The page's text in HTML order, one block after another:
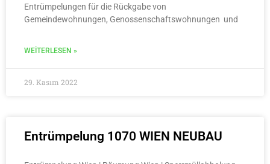
Entrümpelungen für die Rückgabe von
Gemeindewohnungen, Genossenschaftswohnungen und
WEITERLESEN »
29. Kasım 2022
Entrümpelung 1070 WIEN NEUBAU